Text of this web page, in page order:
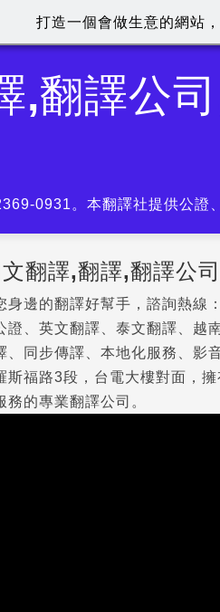
,翻譯公
0931。本翻譯社提供公證
翻譯,翻譯,翻譯公
身邊的翻譯好幫手，諮詢熱線
證、英文翻譯、泰文翻譯、越
、同步傳譯、本地化服務、影
斯福路3段，台電大樓對面，
務的專業翻譯公司。
打造一個會做生意的網站